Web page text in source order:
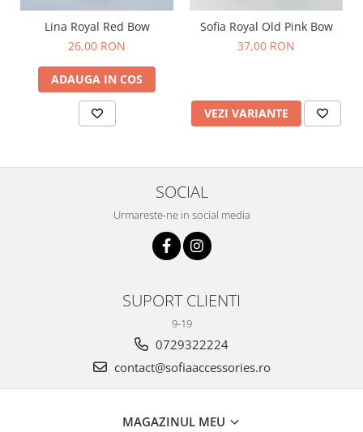
Lina Royal Red Bow
26,00 RON
ADAUGA IN COS
Sofia Royal Old Pink Bow
37,00 RON
VEZI VARIANTE
SOCIAL
Urmareste-ne in social media
SUPORT CLIENTI
9-19
0729322224
contact@sofiaaccessories.ro
MAGAZINUL MEU